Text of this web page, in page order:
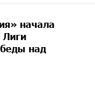
Rooftop при
спокойно.
начала
над